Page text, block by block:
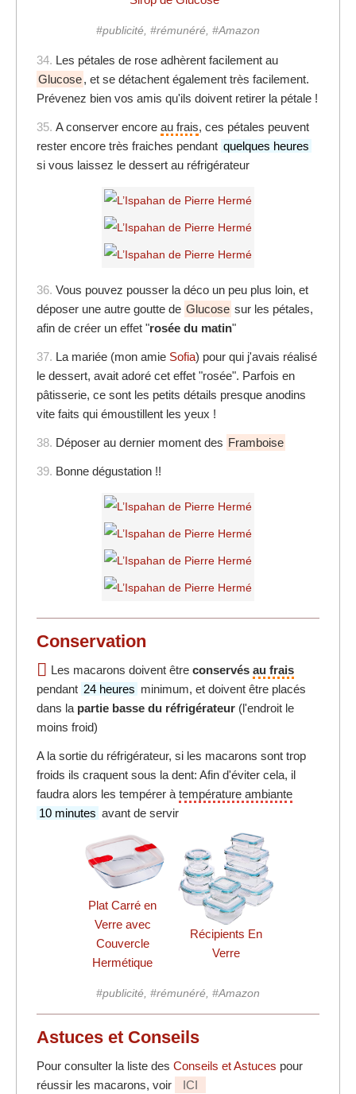
#publicité, #rémunéré, #Amazon
34. Les pétales de rose adhèrent facilement au
Glucose, et se détachent également très facilement.
Prévenez bien vos amis qu'ils doivent retirer la pétale !
35. A conserver encore au frais, ces pétales peuvent
rester encore très fraiches pendant quelques heures
si vous laissez le dessert au réfrigérateur
36. Vous pouvez pousser la déco un peu plus loin, et
déposer une autre goutte de Glucose sur les pétales,
afin de créer un effet "rosée du matin"
37. La mariée (mon amie Sofia) pour qui j'avais réalisé
le dessert, avait adoré cet effet "rosée". Parfois en
pâtisserie, ce sont les petits détails presque anodins
vite faits qui émoustillent les yeux !
38. Déposer au dernier moment des Framboise
39. Bonne dégustation !!
Conservation
Les macarons doivent être conservés au frais
pendant 24 heures minimum, et doivent être placés
dans la partie basse du réfrigérateur (l'endroit le
moins froid)
A la sortie du réfrigérateur, si les macarons sont trop
froids ils craquent sous la dent: Afin d'éviter cela, il
faudra alors les tempérer à température ambiante
10 minutes avant de servir
Plat Carré en
Verre avec
Couvercle
Hermétique
Récipients En
Verre
#publicité, #rémunéré, #Amazon
Astuces et Conseils
Pour consulter la liste des Conseils et Astuces pour
réussir les macarons, voir
ICI